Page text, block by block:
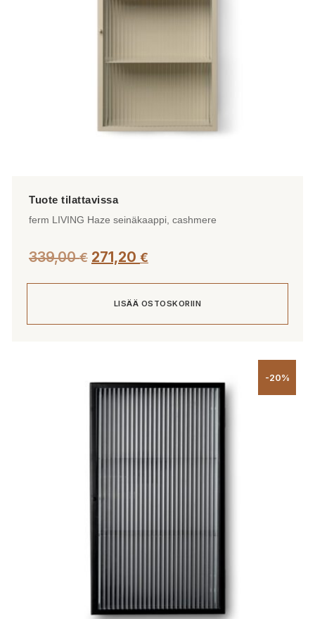
ferm LIVING Haze seinäkaappi, cashmere
339,00€ 271,20 €
LISÄÄ OSTOSKORIIN
-20%